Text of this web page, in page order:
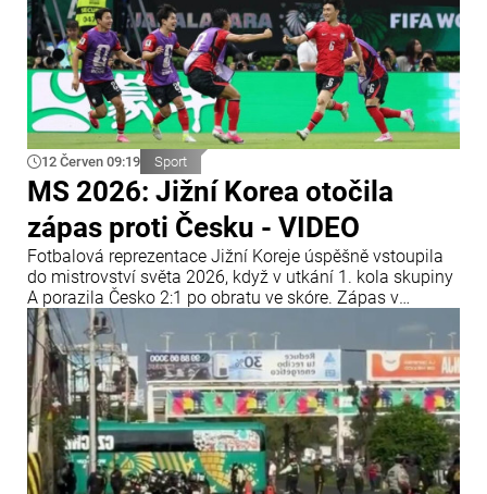
12 Červen 09:19 Sport
MS 2026: Jižní Korea otočila
zápas proti Česku - VIDEO
Fotbalová reprezentace Jižní Koreje úspěšně vstoupila
do mistrovství světa 2026, když v utkání 1. kola skupiny
A porazila Česko 2:1 po obratu ve skóre. Zápas v
Guadalajaře se dlouho nevyvíjel ve prospěch asijského
týmu, ten však dokázal průběh utkání zvrátit a získat tři
body.